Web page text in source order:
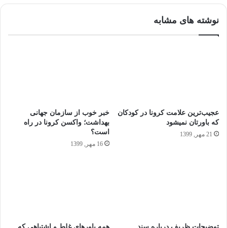
نوشته های مشابه
عجیب‌ترین علامت کرونا در کودکان
که باورتان نمیشود
21 مهر, 1399
خبر خوب از سازمان جهانی
بهداشت؛ واکسن کرونا در راه
است؟
16 مهر, 1399